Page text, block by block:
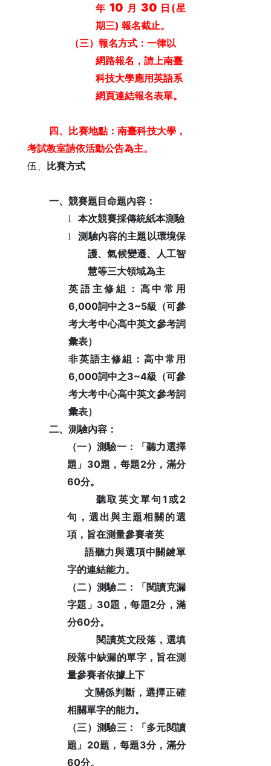
年10 月 30 日 (星
期三)報名截止。
（三）報名方式：一律以
網路報名，請上南臺
科技大學應用英語系
網頁連結報名表單。
四、比賽地點：南臺科技大學，
考試教室請依活動公告為主。
伍、
比賽方式
一、競賽題目命題內容：
l
本次競賽採傳統紙本測驗
l
測驗內容的主題以環境保
護、氣候變遷、人工智
慧等三大領域為主
英語主修組：高中常用
6,000詞中之3~5級（可參
考大考中心高中英文參考詞
彙表）
非英語主修組：高中常用
6,000詞中之3~4級（可參
考大考中心高中英文參考詞
彙表）
二、測驗內容：
（一）測驗一：「聽力選擇
題」 30題，每題2分，滿分
60分。
聽取英文單句 1 或2
句，選出與主題相關的選
項，旨在測量參賽者英
語聽力與選項中關鍵單
字的連結能力。
（二）測驗二：「閱讀克漏
字題」 30題，每題2分，滿
分60分。
閱讀英文段落，選填
段落中缺漏的單字，旨在測
量參賽者依據上下
文關係判 斷，選擇正確
相關單字的能力。
（三）測驗三：「多元閱讀
題」 20題，每題3分，滿分
60分。